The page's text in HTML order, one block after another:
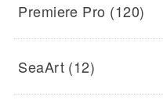
Premiere Pro (120)
SeaArt (12)